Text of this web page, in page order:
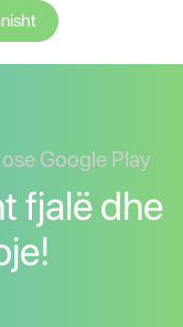
Google Play
fjalë dhe